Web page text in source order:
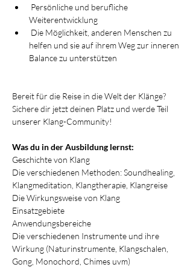
Persönliche und berufliche
Weiterentwicklung
Die Möglichkeit, anderen Menschen zu
helfen und sie auf ihrem Weg zur inneren
Balance zu unterstützen
Bereit für die Reise in die Welt der Klänge?
Sichere dir jetzt deinen Platz und werde Teil
unserer Klang-Community!
Was du in der Ausbildung lernst:
Geschichte von Klang
Die verschiedenen Methoden: Soundhealing,
Klangmeditation, Klangtherapie, Klangreise
Die Wirkungsweise von Klang
Einsatzgebiete
Anwendungsbereiche
Die verschiedenen Instrumente und ihre
Wirkung (Naturinstrumente, Klangschalen,
Gong, Monochord, Chimes uvm)